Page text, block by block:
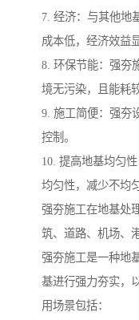
7. 经济：与其他地
成本低，经济效益
8. 环保节能：强夯
境无污染，且能耗
9. 施工简便：强夯
控制。
10. 提高地基均匀
均匀性，减少不均
强夯施工在地基处
筑、道路、机场、
强夯施工是一种地
基进行强力夯实，
用场景包括：